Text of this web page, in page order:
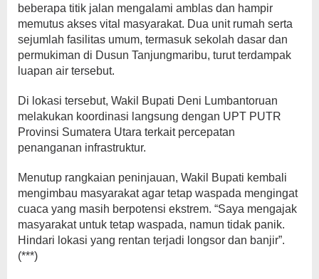
beberapa titik jalan mengalami amblas dan hampir
memutus akses vital masyarakat. Dua unit rumah serta
sejumlah fasilitas umum, termasuk sekolah dasar dan
permukiman di Dusun Tanjungmaribu, turut terdampak
luapan air tersebut.
Di lokasi tersebut, Wakil Bupati Deni Lumbantoruan
melakukan koordinasi langsung dengan UPT PUTR
Provinsi Sumatera Utara terkait percepatan
penanganan infrastruktur.
Menutup rangkaian peninjauan, Wakil Bupati kembali
mengimbau masyarakat agar tetap waspada mengingat
cuaca yang masih berpotensi ekstrem. “Saya mengajak
masyarakat untuk tetap waspada, namun tidak panik.
Hindari lokasi yang rentan terjadi longsor dan banjir”.
(***)